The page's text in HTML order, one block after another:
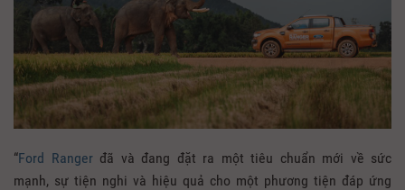
“Ford Rangerđã và đang đặt ra một tiêu chuẩn mới về sức
mạnh, sự tiện nghi và hiệu quả cho một phương tiện đáp ứng